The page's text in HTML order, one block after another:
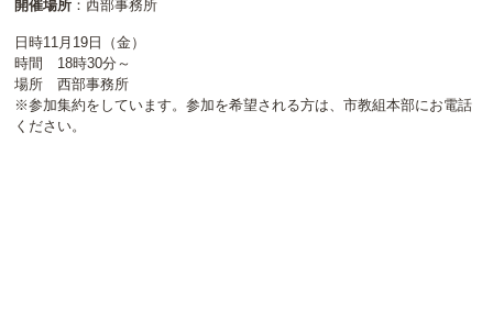
LINK
開催場所 ：西部事務所
日時11月19日（金）
時間 18時30分～
場所 西部事務所
※参加集約をしています。参加を希望される方は、市教組本部にお電話
ください。